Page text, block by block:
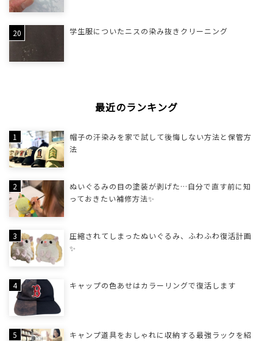
学生服についたニスの染み抜きクリーニング
最近のランキング
帽子の汗染みを家で試して後悔しない方法と保管方
法
ぬいぐるみの目の塗装が剥げた…自分で直す前に知
っておきたい補修方法✨
圧縮されてしまったぬいぐるみ、ふわふわ復活計画
✨
キャップの色あせはカラーリングで復活します
キャンプ道具をおしゃれに収納する最強ラックを紹